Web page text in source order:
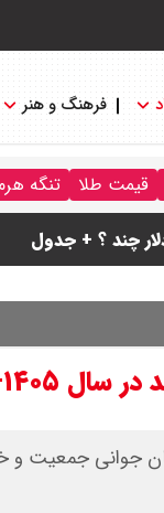
فرهنگ و هنر
قیمت طلا تنگه
را کلید زدند +
لینک
۲۶ اردیبهشت برای